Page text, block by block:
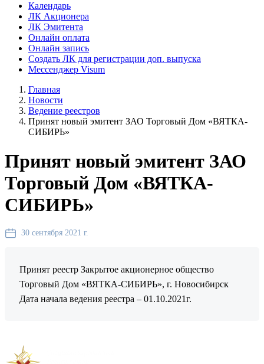
Календарь
ЛК Акционера
ЛК Эмитента
Онлайн оплата
Онлайн запись
Создать ЛК для регистрации доп. выпуска
Мессенджер Visum
Главная
Новости
Ведение реестров
Принят новый эмитент ЗАО Торговый Дом «ВЯТКА-
СИБИРЬ»
Принят новый эмитент ЗАО
Торговый Дом «ВЯТКА-
СИБИРЬ»
30 сентября 2021 г.
Принят реестр Закрытое акционерное общество
Торговый Дом «ВЯТКА-СИБИРЬ», г. Новосибирск
Дата начала ведения реестра – 01.10.2021г.